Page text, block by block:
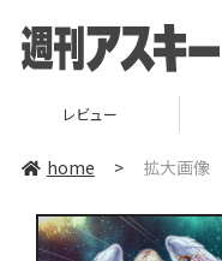
レビュー
home > 拡大画像